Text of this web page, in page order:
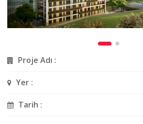
Proje Adı :
Yer :
Tarih :